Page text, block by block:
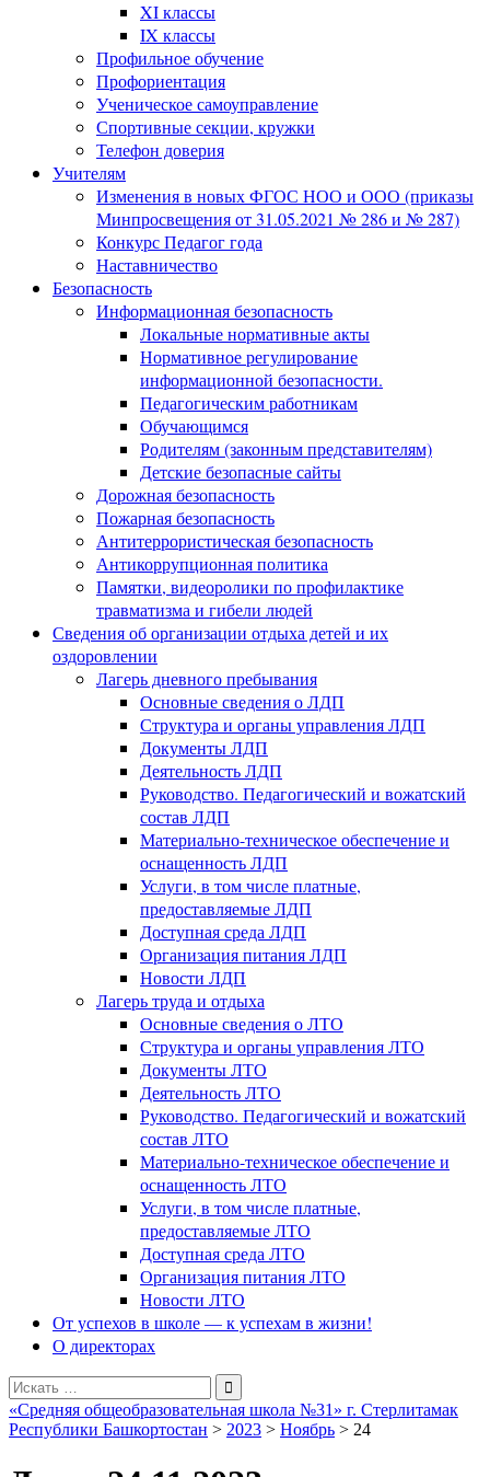
XI классы
IX классы
Профильное обучение
Профориентация
Ученическое самоуправление
Спортивные секции, кружки
Телефон доверия
Учителям
Изменения в новых ФГОС НОО и ООО (приказы
Минпросвещения от 31.05.2021 № 286 и № 287)
Конкурс Педагог года
Наставничество
Безопасность
Информационная безопасность
Локальные нормативные акты
Нормативное регулирование
информационной безопасности.
Педагогическим работникам
Обучающимся
Родителям (законным представителям)
Детские безопасные сайты
Дорожная безопасность
Пожарная безопасность
Антитеррористическая безопасность
Антикоррупционная политика
Памятки, видеоролики по профилактике
травматизма и гибели людей
Сведения об организации отдыха детей и их
оздоровлении
Лагерь дневного пребывания
Основные сведения о ЛДП
Структура и органы управления ЛДП
Документы ЛДП
Деятельность ЛДП
Руководство. Педагогический и вожатский
состав ЛДП
Материально-техническое обеспечение и
оснащенность ЛДП
Услуги, в том числе платные,
предоставляемые ЛДП
Доступная среда ЛДП
Организация питания ЛДП
Новости ЛДП
Лагерь труда и отдыха
Основные сведения о ЛТО
Структура и органы управления ЛТО
Документы ЛТО
Деятельность ЛТО
Руководство. Педагогический и вожатский
состав ЛТО
Материально-техническое обеспечение и
оснащенность ЛТО
Услуги, в том числе платные,
предоставляемые ЛТО
Доступная среда ЛТО
Организация питания ЛТО
Новости ЛТО
От успехов в школе — к успехам в жизни!
О директорах
Поиск
для:
«Средняя общеобразовательная школа №31» г. Стерлитамак
Республики Башкортостан > 2023 > Ноябрь > 24